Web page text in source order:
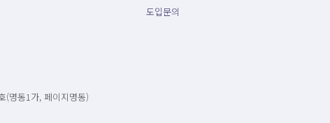
(명동1가, 페이지명동)
도입문의